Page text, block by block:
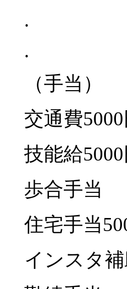
.
.
（手当）
交通費
技能給
歩合手当
住宅手当
インスタ